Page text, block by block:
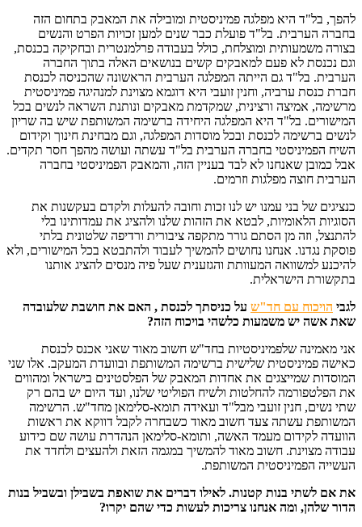
להפך, בל"ד היא מפלגה פמיניסטית ומובילה את המאבק בתחום הזה
בחברה הערבית. בל"ד פועלת כבר שנים למען זכויות הפרט והנשים
בצורה משמעותית ומוצלחת, כולל בעבודה פרלמנטרית ובחקיקה בכנסת,
וגם נכנסת לא פעם למאבקים קשים בנושאים האלה בתוך החברה
הערבית. בל"ד גם הייתה המפלגה הערבית הראשונה שהכניסה לכנסת
חברת כנסת ערביה, וחנין זועבי היא דוגמא מצוינת למנהיגה פמיניסטית
מרשימה, אמיצה ורצינית, שמקדמת מאבקים ונותנת השראה לנשים בכל
המישורים. בל"ד היא המפלגה היחידה ברשימה המשותפת שיש בה שריון
לנשים ברשימה לכנסת ובכל מוסדות המפלגה, וגם מבחינת חינוך וקידום
השיח הפמיניסטי בחברה הערבית בל"ד עשתה ועושה מהפך חסר תקדים.
אבל כמובן שאנחנו לא לבד בעניין הזה, והמאבק הפמיניסטי בחברה
הערבית חוצה מפלגות וזרמים.
כנציגים של בני עמנו יש לנו זכות וחובה להעלות ולקדם בעקשנות את
הסוגיות הלאומיות, לבטא את הזהות שלנו ולהציג את עמדותינו בלי
להתנצל, וזה מן הסתם גורר מתקפה ציבורית ורדיפה שלטונית בלתי
פוסקת נגדנו. אנחנו נחושים להמשיך לעבוד ולהתבטא בכל המישורים, ולא
להיכנע למשוואה המעוותת והגזענית שעל פיה מנסים להציג אותנו
בתקשורת הישראלית.
לגבי הויכוח עם חד"ש על כניסתך לכנסת , האם את חושבת שלעובדה
שאת אשה יש משמעות כלשהי בויכוח הזה?
אני מאמינה שלפמיניסטיות בחד"ש חשוב מאוד שאני אכנס לכנסת
כאישה פמיניסטית שלישית ברשימה המשותפת ובוועדת המעקב. אלו שני
המוסדות שמייצגים את אחדות המאבק של הפלסטינים בישראל ומהווים
את הפלטפורמה להחלטות ולשיח הפוליטי שלנו, ועד היום יש בהם רק
שתי נשים, חנין זועבי מבל"ד ועאידה תומא-סלימאן מחד"ש. הרשימה
המשותפת עשתה צעד חשוב מאוד כשבחרה לקבל דווקא את ראשות
הוועדה לקידום מעמד האשה, ותומא-סלימאן הנהדרת עושה שם כידוע
עבודה מצוינת. חשוב מאוד להמשיך במגמה הזאת ולהעצים ולחדד את
העשייה הפמיניסטית המשותפת.
את אם לשתי בנות קטנות. לאילו דברים את שואפת בשבילן ובשביל בנות
הדור שלהן, ומה אנחנו צריכות לעשות כדי שהם יקרו?